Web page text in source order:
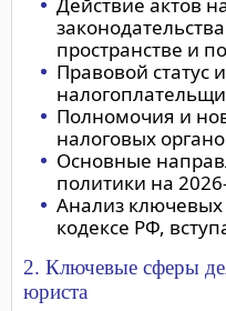
пространстве и
Правовой статус
Полномочия и
налоговых
Основные
политики на
Анализ
кодексе РФ,
2. Ключевые сферы
юриста